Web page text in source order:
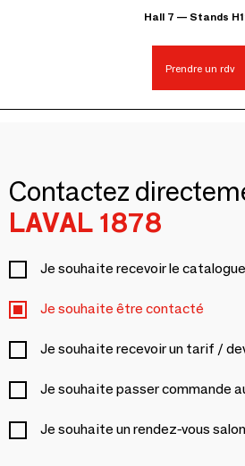
Hall 7 — Stands
Prendre un rdv
Contactez
LAVAL 1878
Je souhaite recevoir le catalogue
Je souhaite être contacté
Je souhaite recevoir un tarif /
Je souhaite passer commande
Je souhaite un rendez-vous